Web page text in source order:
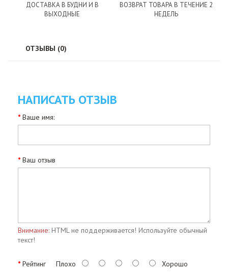
ДОСТАВКА В БУДНИ И В
ВЫХОДНЫЕ
ВОЗВРАТ ТОВАРА В ТЕЧЕНИЕ 2
НЕДЕЛЬ
ОТЗЫВЫ (0)
НАПИСАТЬ ОТЗЫВ
Ваше имя:
Ваш отзыв
Внимание: HTML не поддерживается! Используйте обычный
текст!
Рейтинг Плохо Хорошо